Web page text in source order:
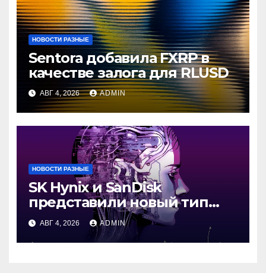
НОВОСТИ РАЗНЫЕ
Sentora добавила FXRP в
качестве залога для RLUSD
АВГ 4, 2026 ADMIN
НОВОСТИ РАЗНЫЕ
SK Hynix и SanDisk
представили новый тип
промежуточной памяти
АВГ 4, 2026 ADMIN